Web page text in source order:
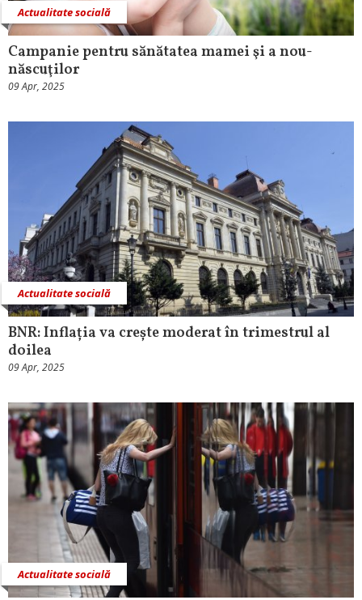
Actualitate socială
Campanie pentru sănătatea mamei şi a nou-
născuţilor
09 Apr, 2025
Actualitate socială
BNR: Inflația va crește moderat în trimestrul al
doilea
09 Apr, 2025
Actualitate socială